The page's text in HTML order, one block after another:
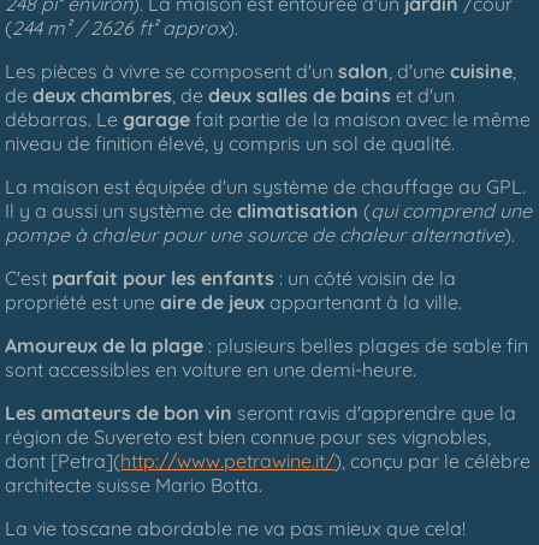
(244 m² / 2626 ft² approx).
Les pièces à vivre se composent d'unsalon , d'unecuisine
dedeux chambres , dedeux salles de bains et d'un
débarras. Legarage fait partie de la maison avec le même
niveau de finition élevé, y compris un sol de qualité.
La maison est équipée d'un système de chauffage au GPL.
Il y a aussi un système declimatisation (qui comprend une
pompe à chaleur pour une source de chaleur alternative).
C'est parfait pour les enfants : un côté voisin de la
propriété est uneaire de jeux appartenant à la ville.
Amoureux de la plage : plusieurs belles plages de sable fin
sont accessibles en voiture en une demi-heure.
Les amateurs de bon vin seront ravis d'apprendre que la
région de Suvereto est bien connue pour ses vignobles,
dont [Petra](http://www.petrawine.it/), conçu par le célèbre
architecte suisse Mario Botta.
La vie toscane abordable ne va pas mieux que cela!